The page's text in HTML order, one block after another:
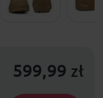
599,99 zł